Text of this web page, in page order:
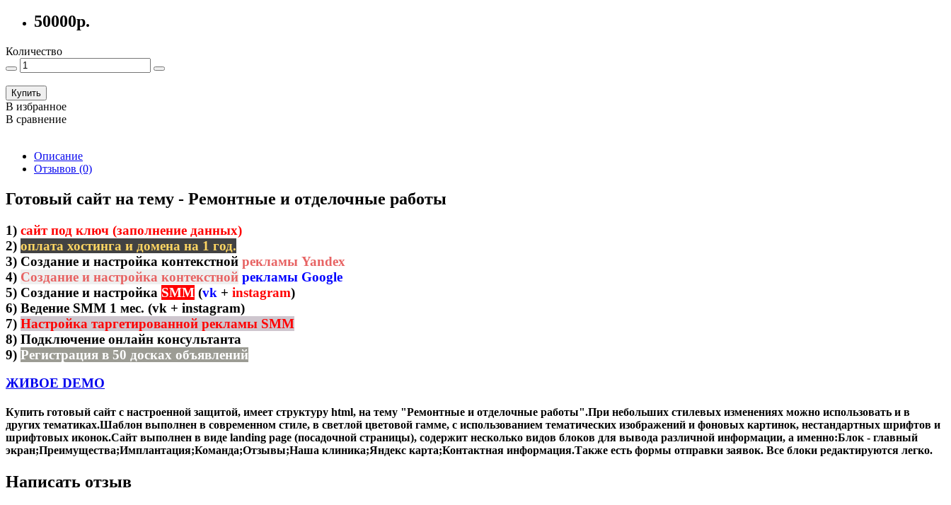
50000р.
Количество
Купить
В избранное
В сравнение
Описание
Отзывов (0)
Готовый сайт на тему - Ремонтные и отделочные работы
1) сайт под ключ (заполнение данных)
2) оплата хостинга и домена на 1 год.
3) Создание и настройка контекстной рекламы Yandex
4) Создание и настройка контекстной рекламы Google
5) Создание и настройка SMM (vk + instagram)
6) Ведение SMM 1 мес. (vk + instagram)
7) Настройка таргетированной рекламы SMM
8) Подключение онлайн консультанта
9) Регистрация в 50 досках объявлений
ЖИВОЕ DEMO
Купить готовый сайт с настроенной защитой, имеет структуру html, на тему "Ремонтные и отделочные работы".При небольших стилевых изменениях можно использовать и в
других тематиках.Шаблон выполнен в современном стиле, в светлой цветовой гамме, с использованием тематических изображений и фоновых картинок, нестандартных шрифтов и
шрифтовых иконок.Сайт выполнен в виде landing page (посадочной страницы), содержит несколько видов блоков для вывода различной информации, а именно:Блок - главный
экран;Преимущества;Имплантация;Команда;Отзывы;Наша клиника;Яндекс карта;Контактная информация.Также есть формы отправки заявок. Все блоки редактируются легко.
Написать отзыв